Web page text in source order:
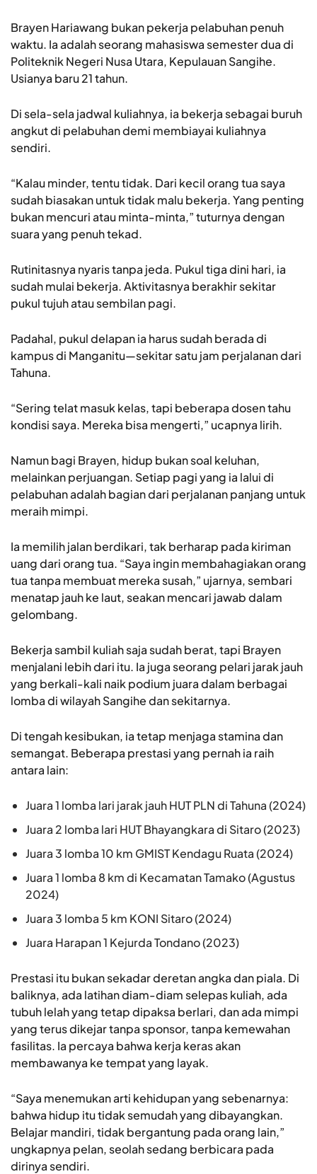
Brayen Hariawang bukan pekerja pelabuhan penuh
waktu. Ia adalah seorang mahasiswa semester dua di
Politeknik Negeri Nusa Utara, Kepulauan Sangihe.
Usianya baru 21 tahun.
Di sela-sela jadwal kuliahnya, ia bekerja sebagai buruh
angkut di pelabuhan demi membiayai kuliahnya
sendiri.
“Kalau minder, tentu tidak. Dari kecil orang tua saya
sudah biasakan untuk tidak malu bekerja. Yang penting
bukan mencuri atau minta-minta,” tuturnya dengan
suara yang penuh tekad.
Rutinitasnya nyaris tanpa jeda. Pukul tiga dini hari, ia
sudah mulai bekerja. Aktivitasnya berakhir sekitar
pukul tujuh atau sembilan pagi.
Padahal, pukul delapan ia harus sudah berada di
kampus di Manganitu—sekitar satu jam perjalanan dari
Tahuna.
“Sering telat masuk kelas, tapi beberapa dosen tahu
kondisi saya. Mereka bisa mengerti,” ucapnya lirih.
Namun bagi Brayen, hidup bukan soal keluhan,
melainkan perjuangan. Setiap pagi yang ia lalui di
pelabuhan adalah bagian dari perjalanan panjang untuk
meraih mimpi.
Ia memilih jalan berdikari, tak berharap pada kiriman
uang dari orang tua. “Saya ingin membahagiakan orang
tua tanpa membuat mereka susah,” ujarnya, sembari
menatap jauh ke laut, seakan mencari jawab dalam
gelombang.
Bekerja sambil kuliah saja sudah berat, tapi Brayen
menjalani lebih dari itu. Ia juga seorang pelari jarak jauh
yang berkali-kali naik podium juara dalam berbagai
lomba di wilayah Sangihe dan sekitarnya.
Di tengah kesibukan, ia tetap menjaga stamina dan
semangat. Beberapa prestasi yang pernah ia raih
antara lain:
Juara 1 lomba lari jarak jauh HUT PLN di Tahuna (2024)
Juara 2 lomba lari HUT Bhayangkara di Sitaro (2023)
Juara 3 lomba 10 km GMIST Kendagu Ruata (2024)
Juara 1 lomba 8 km di Kecamatan Tamako (Agustus
2024)
Juara 3 lomba 5 km KONI Sitaro (2024)
Juara Harapan 1 Kejurda Tondano (2023)
Prestasi itu bukan sekadar deretan angka dan piala. Di
baliknya, ada latihan diam-diam selepas kuliah, ada
tubuh lelah yang tetap dipaksa berlari, dan ada mimpi
yang terus dikejar tanpa sponsor, tanpa kemewahan
fasilitas. Ia percaya bahwa kerja keras akan
membawanya ke tempat yang layak.
“Saya menemukan arti kehidupan yang sebenarnya:
bahwa hidup itu tidak semudah yang dibayangkan.
Belajar mandiri, tidak bergantung pada orang lain,”
ungkapnya pelan, seolah sedang berbicara pada
dirinya sendiri.